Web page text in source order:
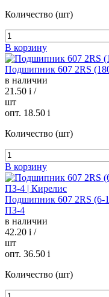
Количество (шт)
В корзину
Подшипник 607 2RS
в наличии
21.50 i /
шт
опт. 18.50 i
Количество (шт)
В корзину
Подшипник 607 2RS
ПЗ-4
в наличии
42.20 i /
шт
опт. 36.50 i
Количество (шт)